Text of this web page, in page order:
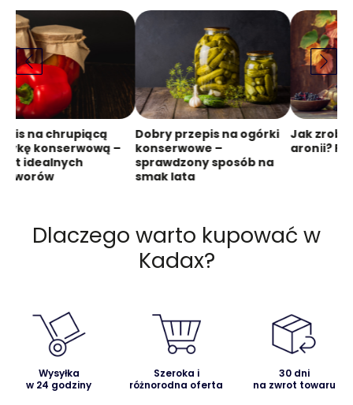
na chrupiącą
konserwową –
idealnych
Dobry przepis na ogórki
konserwowe –
sprawdzony sposób na
smak lata
Jak zrobić
aronii?
Dlaczego warto kupować w
Kadax?
Wysyłka
w 24 godziny
Szeroka i
różnorodna oferta
30 dni
na zwrot towaru